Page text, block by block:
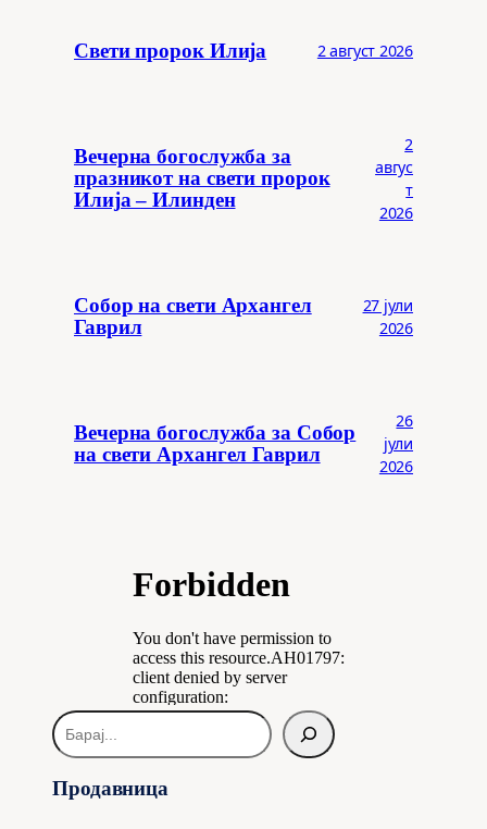
Свети пророк Илија 2 август 2026
Вечерна богослужба за
празникот на свети пророк
Илија – Илинден
2
авгус
т
2026
Собор на свети Архангел
Гаврил
27 јули
2026
Вечерна богослужба за Собор
на свети Архангел Гаврил
26
јули
2026
Б
а
а
Продавница